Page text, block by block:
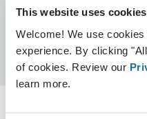
This website uses cookies
Welcome! We use
experience. By clicking
of cookies. Review our
learn more.
Crisalix 认证